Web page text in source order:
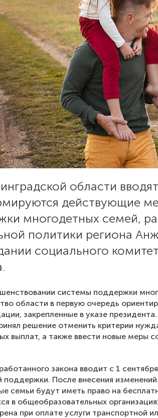
области
действующие
многодетных семей,
политики региона
социального
системы поддержки
области в первую очередь
закрепленные в указе
решение отменить критерии
выплат, а также ввести новые меры
закона вводит с 1
поддержки. После внесения
семьи будут иметь право на
в общеобразовательных
при оплате услуги транспортной